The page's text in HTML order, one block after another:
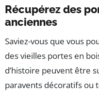
Récupérez des
anciennes
Saviez-vous que vous
des vieilles portes en
d’histoire peuvent être
paravents décoratifs ou